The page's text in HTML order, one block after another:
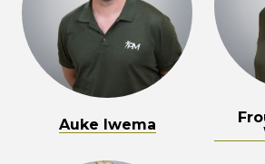
Auke Iwema